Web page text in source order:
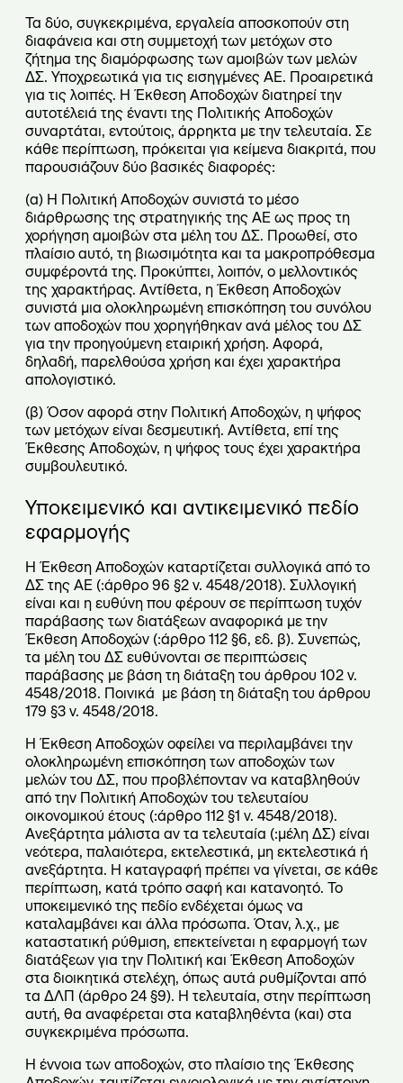
Τα δύο, συγκεκριμένα, εργαλεία αποσκοπούν στη
διαφάνεια και στη συμμετοχή των μετόχων στο
ζήτημα της διαμόρφωσης των αμοιβών των μελών
ΔΣ. Υποχρεωτικά για τις εισηγμένες ΑΕ. Προαιρετικά
για τις λοιπές. Η Έκθεση Αποδοχών διατηρεί την
αυτοτέλειά της έναντι της Πολιτικής Αποδοχών
συναρτάται, εντούτοις, άρρηκτα με την τελευταία. Σε
κάθε περίπτωση, πρόκειται για κείμενα διακριτά, που
παρουσιάζουν δύο βασικές διαφορές:
(α) Η Πολιτική Αποδοχών συνιστά το μέσο
διάρθρωσης της στρατηγικής της ΑΕ ως προς τη
χορήγηση αμοιβών στα μέλη του ΔΣ. Προωθεί, στο
πλαίσιο αυτό, τη βιωσιμότητα και τα μακροπρόθεσμα
συμφέροντά της. Προκύπτει, λοιπόν, ο μελλοντικός
της χαρακτήρας. Αντίθετα, η Έκθεση Αποδοχών
συνιστά μια ολοκληρωμένη επισκόπηση του συνόλου
των αποδοχών που χορηγήθηκαν ανά μέλος του ΔΣ
για την προηγούμενη εταιρική χρήση. Αφορά,
δηλαδή, παρελθούσα χρήση και έχει χαρακτήρα
απολογιστικό.
(β) Όσον αφορά στην Πολιτική Αποδοχών, η ψήφος
των μετόχων είναι δεσμευτική. Αντίθετα, επί της
Έκθεσης Αποδοχών, η ψήφος τους έχει χαρακτήρα
συμβουλευτικό.
Υποκειμενικό και αντικειμενικό πεδίο
εφαρμογής
Η Έκθεση Αποδοχών καταρτίζεται συλλογικά από το
ΔΣ της ΑΕ (:άρθρο 96 §2 ν. 4548/2018). Συλλογική
είναι και η ευθύνη που φέρουν σε περίπτωση τυχόν
παράβασης των διατάξεων αναφορικά με την
Έκθεση Αποδοχών (:άρθρο 112 §6, εδ. β). Συνεπώς,
τα μέλη του ΔΣ ευθύνονται σε περιπτώσεις
παράβασης με βάση τη διάταξη του άρθρου 102 ν.
4548/2018. Ποινικά με βάση τη διάταξη του άρθρου
179 §3 ν. 4548/2018.
Η Έκθεση Αποδοχών οφείλει να περιλαμβάνει την
ολοκληρωμένη επισκόπηση των αποδοχών των
μελών του ΔΣ, που προβλέπονταν να καταβληθούν
από την Πολιτική Αποδοχών του τελευταίου
οικονομικού έτους (:άρθρο 112 §1 ν. 4548/2018).
Ανεξάρτητα μάλιστα αν τα τελευταία (:μέλη ΔΣ) είναι
νεότερα, παλαιότερα, εκτελεστικά, μη εκτελεστικά ή
ανεξάρτητα. Η καταγραφή πρέπει να γίνεται, σε κάθε
περίπτωση, κατά τρόπο σαφή και κατανοητό. Το
υποκειμενικό της πεδίο ενδέχεται όμως να
καταλαμβάνει και άλλα πρόσωπα. Όταν, λ.χ., με
καταστατική ρύθμιση, επεκτείνεται η εφαρμογή των
διατάξεων για την Πολιτική και Έκθεση Αποδοχών
στα διοικητικά στελέχη, όπως αυτά ρυθμίζονται από
τα ΔΛΠ (άρθρο 24 §9). Η τελευταία, στην περίπτωση
αυτή, θα αναφέρεται στα καταβληθέντα (και) στα
συγκεκριμένα πρόσωπα.
Η έννοια των αποδοχών, στο πλαίσιο της Έκθεσης